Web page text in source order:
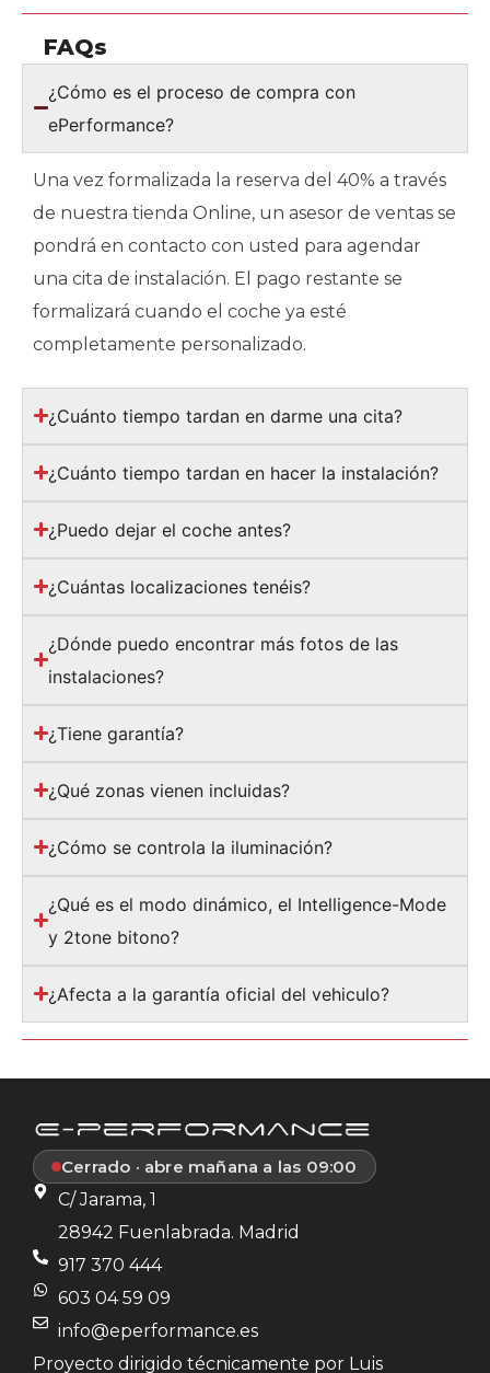
FAQs
¿Cómo es el proceso de compra con
ePerformance?
Una vez formalizada la reserva del 40% a través
de nuestra tienda Online, un asesor de ventas se
pondrá en contacto con usted para agendar
una cita de instalación. El pago restante se
formalizará cuando el coche ya esté
completamente personalizado.
¿Cuánto tiempo tardan en darme una cita?
¿Cuánto tiempo tardan en hacer la instalación?
¿Puedo dejar el coche antes?
¿Cuántas localizaciones tenéis?
¿Dónde puedo encontrar más fotos de las
instalaciones?
¿Tiene garantía?
¿Qué zonas vienen incluidas?
¿Cómo se controla la iluminación?
¿Qué es el modo dinámico, el Intelligence-Mode
y 2tone bitono?
¿Afecta a la garantía oficial del vehiculo?
Cerrado · abre mañana a las 09:00
C/ Jarama, 1
28942 Fuenlabrada. Madrid
917 370 444
603 04 59 09
info@eperformance.es
Proyecto dirigido técnicamente por Luis